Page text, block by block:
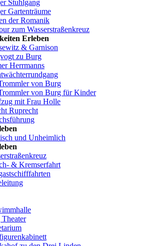
Stuhlgang
Gartenträume
der Romanik
zum Wasserstraßenkreuz
Erleben
& Garnison
zu Burg
Herrmanns
von Burg
von Burg für Kinder
mit Frau Holle
Ruprecht
und Unheimlich
& Kremserfahrt